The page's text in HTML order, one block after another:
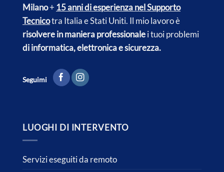
Milano+ 15 anni di esperienza nel Supporto
Tecnicotra Italia eStati Uniti. Il mio lavoro è
risolvere in maniera professionalei tuoi problemi
di informatica, elettronica e sicurezza.
Seguimi
LUOGHI DI INTERVENTO
Servizi eseguiti da remoto